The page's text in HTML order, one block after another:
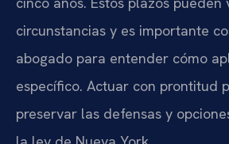
circunstancias y es importante
abogado para entender cómo
específico. Actuar con prontitud
preservar las defensas y